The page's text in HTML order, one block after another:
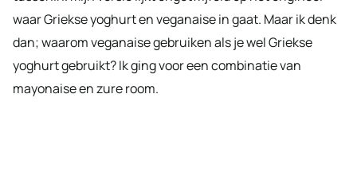
waar Griekse yoghurt en veganaise in gaat. Maar ik denk
dan; waarom veganaise gebruiken als je wel Griekse
yoghurt gebruikt? Ik ging voor een combinatie van
mayonaise en zure room.